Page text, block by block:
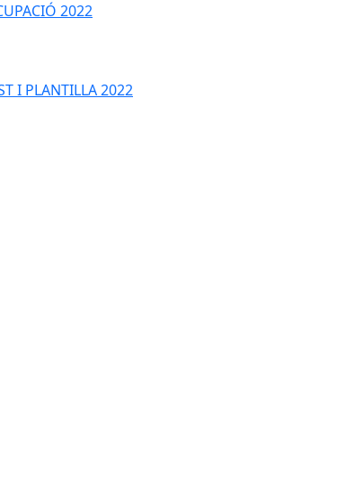
2022
I PLANTILLA 2022
la memòria del poble amb una exposició